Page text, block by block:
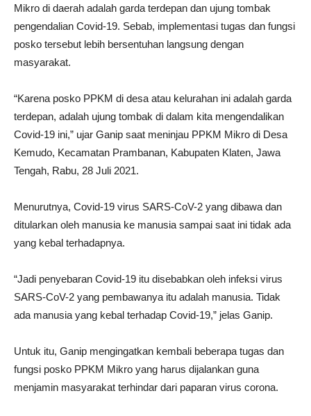
Mikro di daerah adalah garda terdepan dan ujung tombak
pengendalian Covid-19. Sebab, implementasi tugas dan fungsi
posko tersebut lebih bersentuhan langsung dengan
masyarakat.
“Karena posko PPKM di desa atau kelurahan ini adalah garda
terdepan, adalah ujung tombak di dalam kita mengendalikan
Covid-19 ini,” ujar Ganip saat meninjau PPKM Mikro di Desa
Kemudo, Kecamatan Prambanan, Kabupaten Klaten, Jawa
Tengah, Rabu, 28 Juli 2021.
Menurutnya, Covid-19 virus SARS-CoV-2 yang dibawa dan
ditularkan oleh manusia ke manusia sampai saat ini tidak ada
yang kebal terhadapnya.
“Jadi penyebaran Covid-19 itu disebabkan oleh infeksi virus
SARS-CoV-2 yang pembawanya itu adalah manusia. Tidak
ada manusia yang kebal terhadap Covid-19,” jelas Ganip.
Untuk itu, Ganip mengingatkan kembali beberapa tugas dan
fungsi posko PPKM Mikro yang harus dijalankan guna
menjamin masyarakat terhindar dari paparan virus corona.